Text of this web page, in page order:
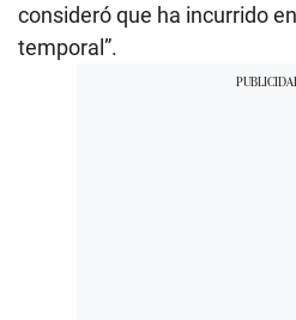
consideró que ha incurrido
temporal”.